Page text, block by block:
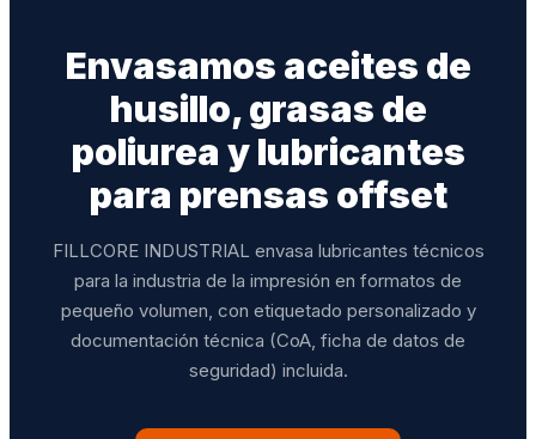
Envasamos aceites de
husillo, grasas de
poliurea y lubricantes
para prensas offset
FILLCORE INDUSTRIAL envasa lubricantes técnicos
para la industria de la impresión en formatos de
pequeño volumen, con etiquetado personalizado y
documentación técnica (CoA, ficha de datos de
seguridad) incluida.